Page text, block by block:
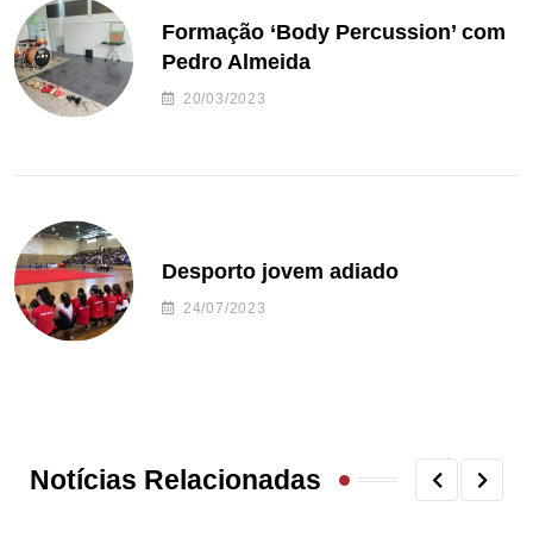
Formação ‘Body Percussion’ com
Pedro Almeida
20/03/2023
Desporto jovem adiado
24/07/2023
Notícias Relacionadas